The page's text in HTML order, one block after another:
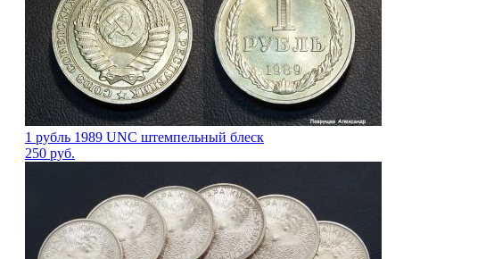
1 рубль 1989 UNC штемпельный блеск
250 руб.